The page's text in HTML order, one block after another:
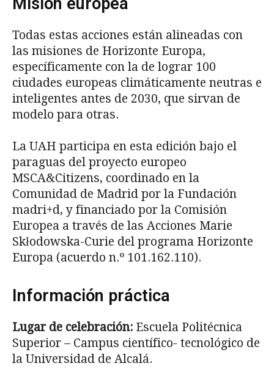
Todas estas acciones están alineadas con
las misiones de Horizonte Europa,
específicamente con la de lograr 100
ciudades europeas climáticamente neutras e
inteligentes antes de 2030, que sirvan de
modelo para otras.
La UAH participa en esta edición bajo el
paraguas del proyecto europeo
MSCA&Citizens, coordinado en la
Comunidad de Madrid por la Fundación
madri+d, y financiado por la Comisión
Europea a través de las Acciones Marie
Skłodowska-Curie del programa Horizonte
Europa (acuerdo n.º 101.162.110).
Información práctica
Lugar de celebración: Escuela Politécnica
Superior – Campus científico- tecnológico de
la Universidad de Alcalá.